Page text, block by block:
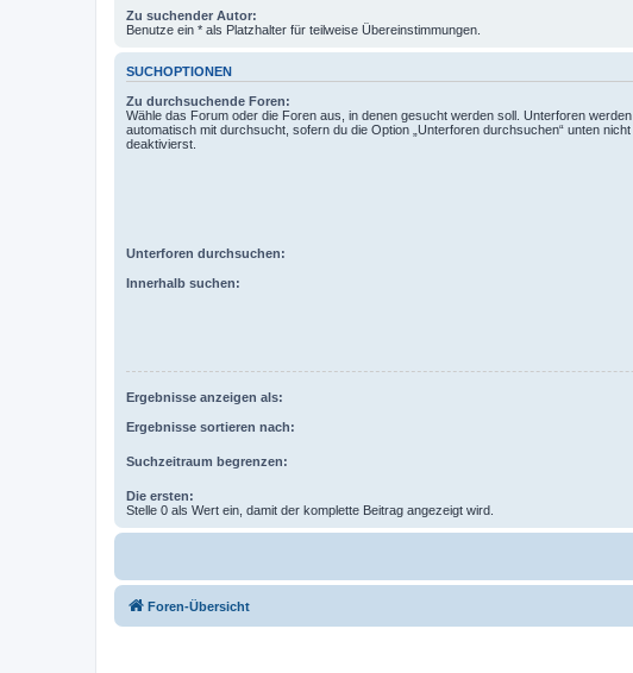
Zu suchender Autor:
Benutze ein * als Platzhalter für teilweise Übereinstimmungen.
SUCHOPTIONEN
Zu durchsuchende Foren:
Wähle das Forum oder die Foren aus, in denen gesucht werden soll. Unterforen werden
automatisch mit durchsucht, sofern du die Option „Unterforen durchsuchen“ unten nicht
deaktivierst.
Unterforen durchsuchen:
Innerhalb suchen:
Ergebnisse anzeigen als:
Ergebnisse sortieren nach:
Suchzeitraum begrenzen:
Die ersten:
Stelle 0 als Wert ein, damit der komplette Beitrag angezeigt wird.
Foren-Übersicht